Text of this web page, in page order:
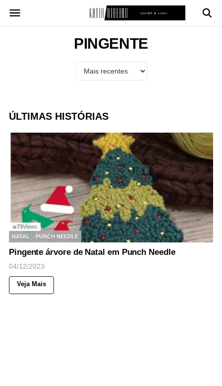
para
PINGENTE
ÚLTIMAS HISTÓRIAS
◉73Views
NATAL
PUNCH NEEDLE
Pingente árvore de Natal em Punch Needle
04/12/2023
Veja Mais